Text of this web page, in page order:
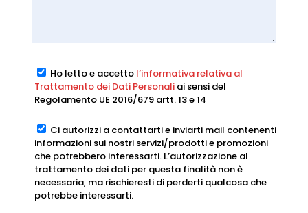
Ho letto e accetto l’informativa relativa al
Trattamento dei Dati Personaliai sensi del
Regolamento UE 2016/679 artt. 13 e 14
Ci autorizzi a contattarti e inviarti mail contenenti
informazioni sui nostri servizi/prodotti e promozioni
che potrebbero interessarti. L’autorizzazione al
trattamento dei dati per questa finalità non è
necessaria, ma rischieresti di perderti qualcosa che
potrebbe interessarti.